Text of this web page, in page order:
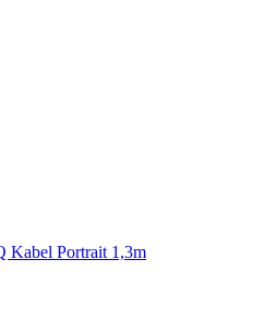
Kabel Portrait 1,3m